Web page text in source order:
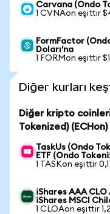
Carvana (Ondo
1 CVNAon eşittir
FormFactor
Doları'na
1 FORMon eşittir
Diğer kurları
Diğer kripto coinleri
Tokenized)
TaskUs (Ondo
ETF (Ondo
1 TASKon eşittir
iShares AAA
iShares MSCI
1 CLOAon eşittir